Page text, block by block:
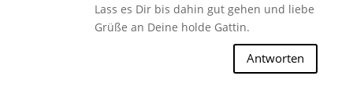
Lass es Dir bis dahin gut gehen und liebe
Grüße an Deine holde Gattin.
Antworten